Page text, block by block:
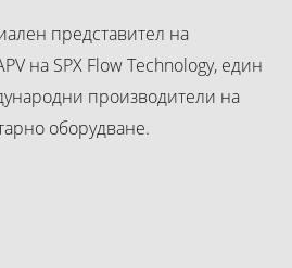
представител на
на SPX Flow Technology, един
производители на
оборудване.